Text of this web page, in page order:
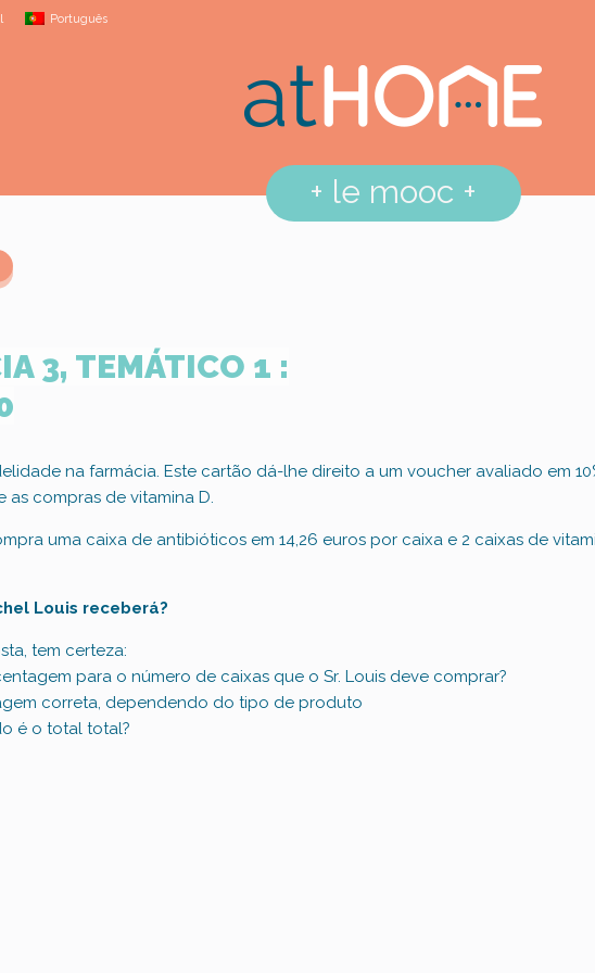
Português
+ le mooc +
3, TEMÁTICO 1 :
na farmácia. Este cartão dá-lhe direito a um voucher avaliado em
as compras de vitamina D.
uma caixa de antibióticos em 14,26 euros por caixa e 2 caixas de
Louis receberá?
tem certeza:
para o número de caixas que o Sr. Louis deve comprar?
correta, dependendo do tipo de produto
é o total total?